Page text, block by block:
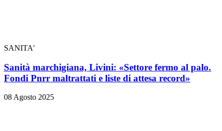
SANITA'
Sanità marchigiana, Livini: «Settore fermo al palo.
Fondi Pnrr maltrattati e liste di attesa record»
08 Agosto 2025